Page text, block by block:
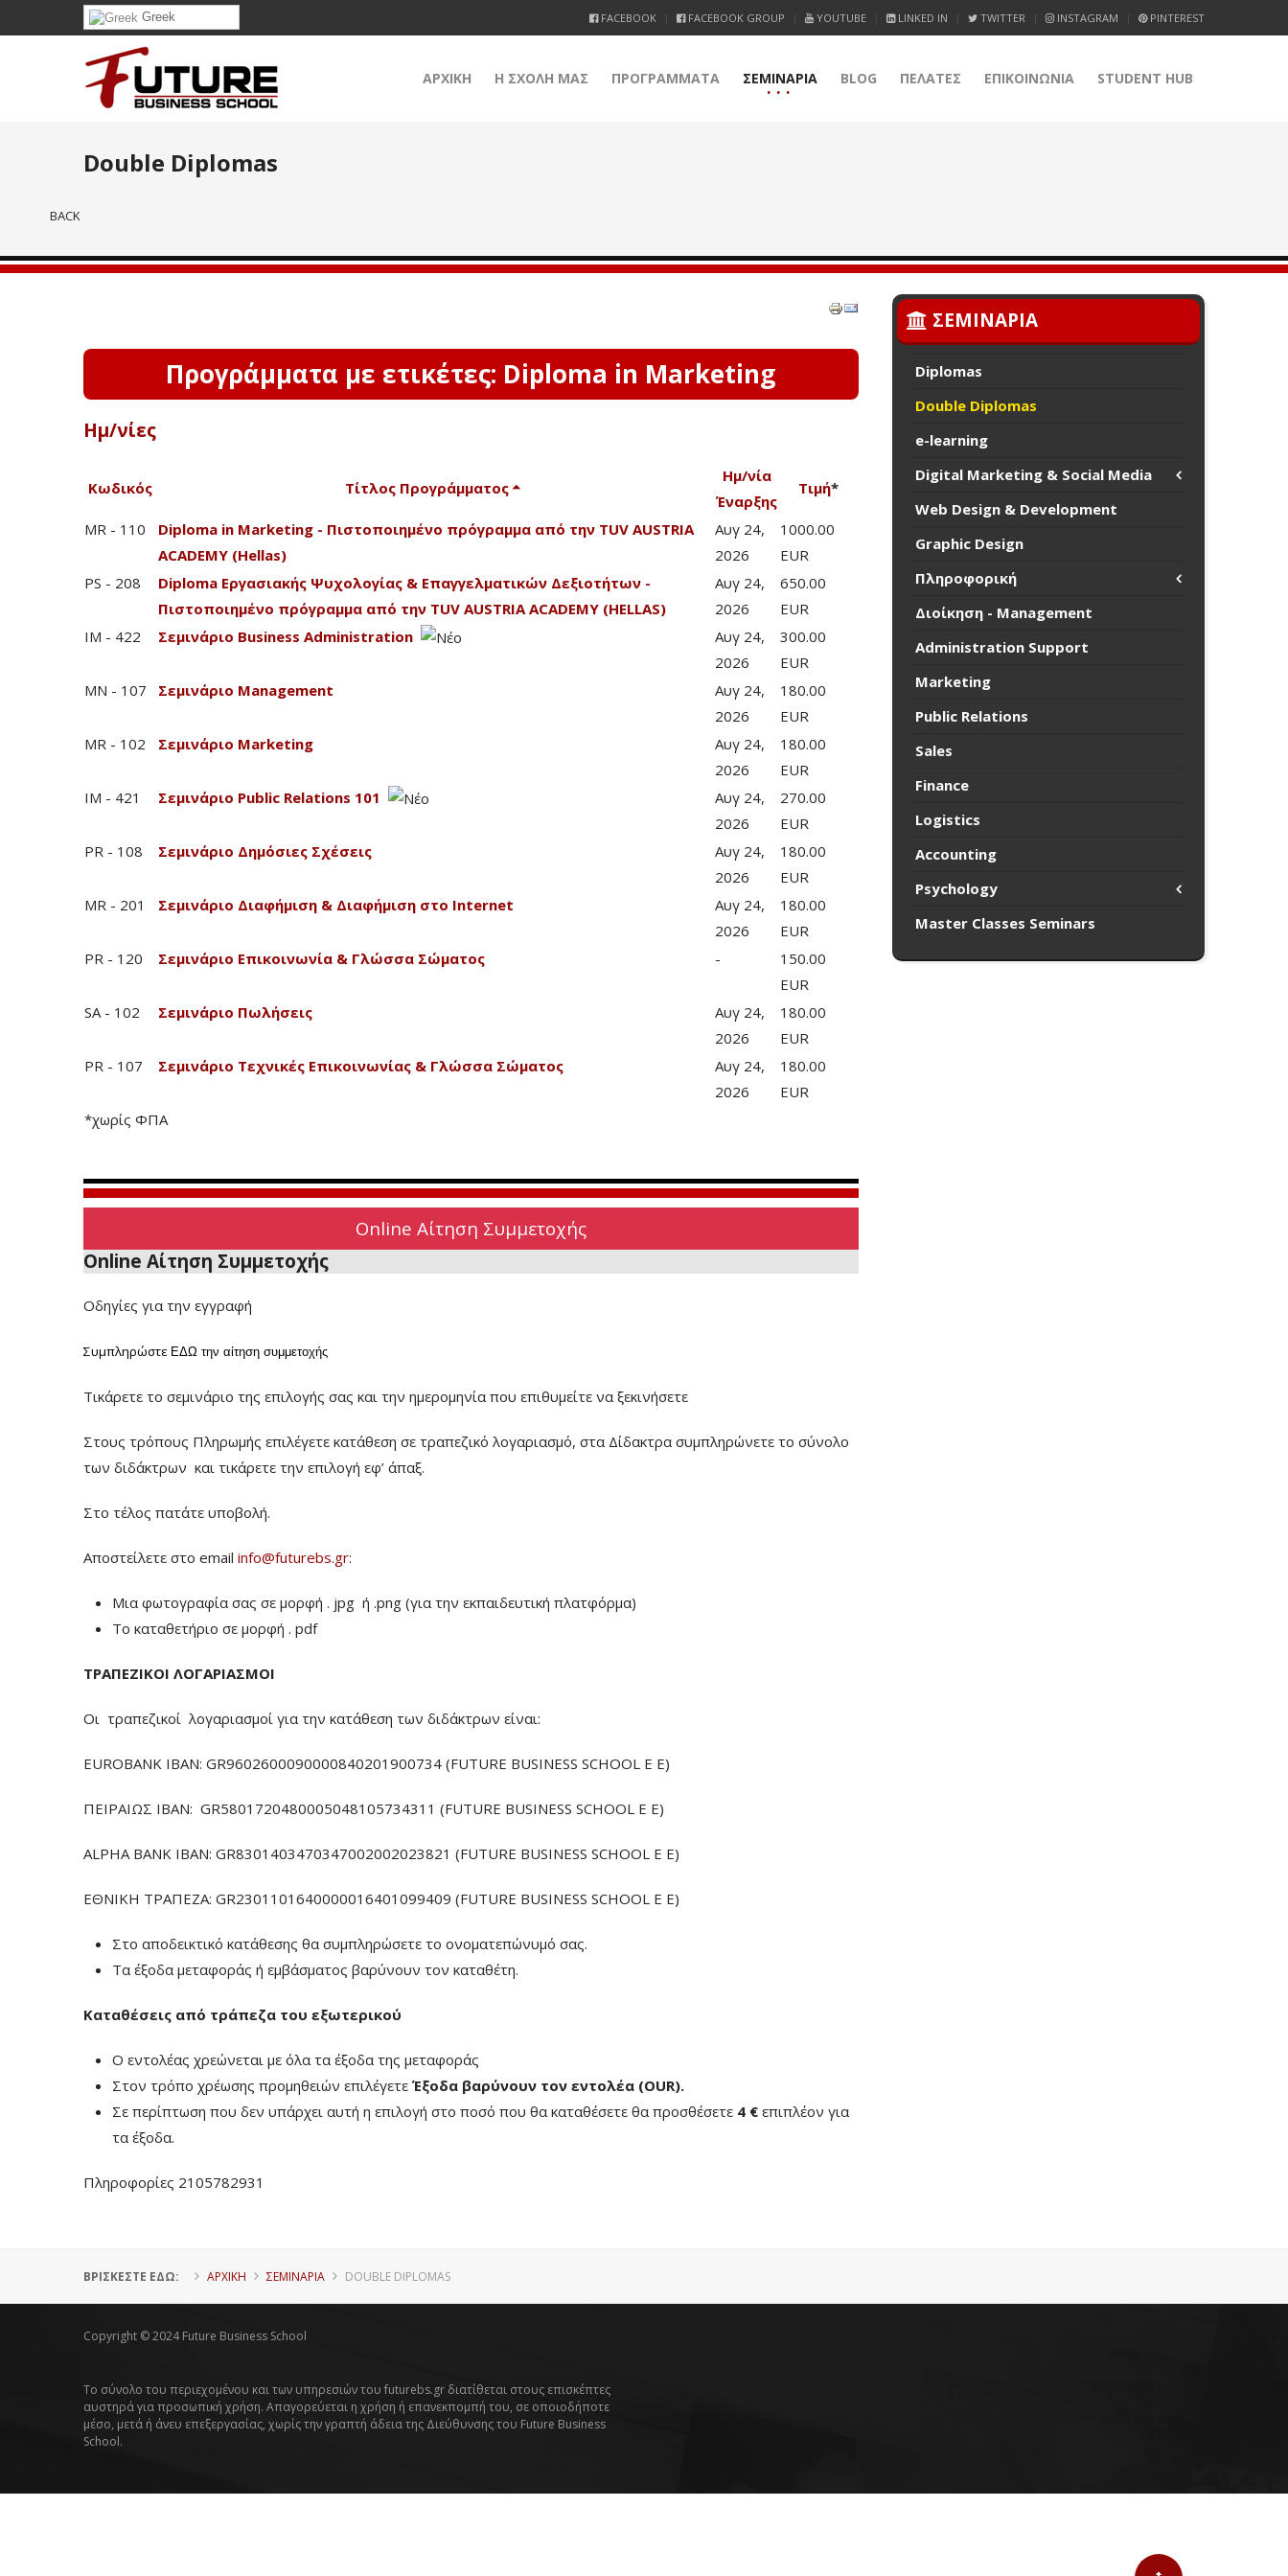
Greek FACEBOOK FACEBOOK GROUP YOUTUBE LINKED IN TWITTER INSTAGRAM PINTEREST
ΑΡΧΙΚΗ Η ΣΧΟΛΗ ΜΑΣ ΠΡΟΓΡΑΜΜΑΤΑ ΣΕΜΙΝΑΡΙΑ BLOG ΠΕΛΑΤΕΣ ΕΠΙΚΟΙΝΩΝΙΑ STUDENT HUB
Double Diplomas
BACK
Προγράμματα με ετικέτες: Diploma in Marketing
Ημ/νίες
Κωδικός Τίτλος Προγράμματος
Ημ/νία
Έναρξης
Τιμή*
MR - 110
Diploma in Marketing - Πιστοποιημένο πρόγραμμα από την TUV AUSTRIA
ACADEMY (Hellas)
Αυγ 24,
2026
1000.00
EUR
PS - 208
Diploma Εργασιακής Ψυχολογίας & Επαγγελματικών Δεξιοτήτων -
Πιστοποιημένο πρόγραμμα από την TUV AUSTRIA ACADEMY (HELLAS)
Αυγ 24,
2026
650.00
EUR
IM - 422
Σεμινάριο Business Administration
Αυγ 24,
2026
300.00
EUR
MN - 107
Σεμινάριο Management
Αυγ 24,
2026
180.00
EUR
MR - 102
Σεμινάριο Marketing
Αυγ 24,
2026
180.00
EUR
IM - 421
Σεμινάριο Public Relations 101
Αυγ 24,
2026
270.00
EUR
PR - 108
Σεμινάριο Δημόσιες Σχέσεις
Αυγ 24,
2026
180.00
EUR
MR - 201
Σεμινάριο Διαφήμιση & Διαφήμιση στο Internet
Αυγ 24,
2026
180.00
EUR
PR - 120
Σεμινάριο Επικοινωνία & Γλώσσα Σώματος -
150.00
EUR
SA - 102
Σεμινάριο Πωλήσεις
Αυγ 24,
2026
180.00
EUR
PR - 107
Σεμινάριο Τεχνικές Επικοινωνίας & Γλώσσα Σώματος
Αυγ 24,
2026
180.00
EUR
*χωρίς ΦΠΑ
Online Αίτηση Συμμετοχής
Online Αίτηση Συμμετοχής
Οδηγίες για την εγγραφή
Συμπληρώστε ΕΔΩ την αίτηση συμμετοχής
Τικάρετε το σεμινάριο της επιλογής σας και την ημερομηνία που επιθυμείτε να ξεκινήσετε
Στους τρόπους Πληρωμής επιλέγετε κατάθεση σε τραπεζικό λογαριασμό, στα Δίδακτρα συμπληρώνετε το σύνολο
των διδάκτρων και τικάρετε την επιλογή εφ’ άπαξ.
Στο τέλος πατάτε υποβολή.
Αποστείλετε στο email info@futurebs.gr:
Μια φωτογραφία σας σε μορφή . jpg ή .png (για την εκπαιδευτική πλατφόρμα)
To καταθετήριο σε μορφή . pdf
ΤΡΑΠΕΖΙΚΟΙ ΛΟΓΑΡΙΑΣΜΟΙ
Οι τραπεζικοί λογαριασμοί για την κατάθεση των διδάκτρων είναι:
EUROBANK IBAN: GR9602600090000840201900734 (FUTURE BUSINESS SCHOOL E E)
ΠΕΙΡΑΙΩΣ ΙΒΑΝ: GR5801720480005048105734311 (FUTURE BUSINESS SCHOOL E E)
ALPHA BANK IBAN: GR8301403470347002002023821 (FUTURE BUSINESS SCHOOL E E)
ΕΘΝΙΚΗ ΤΡΑΠΕΖΑ: GR2301101640000016401099409 (FUTURE BUSINESS SCHOOL E E)
Στο αποδεικτικό κατάθεσης θα συμπληρώσετε το ονοματεπώνυμό σας.
Τα έξοδα μεταφοράς ή εμβάσματος βαρύνουν τον καταθέτη.
Καταθέσεις από τράπεζα του εξωτερικού
Ο εντολέας χρεώνεται με όλα τα έξοδα της μεταφοράς
Στον τρόπο χρέωσης προμηθειών επιλέγετε Έξοδα βαρύνουν τον εντολέα (ΟUR).
Σε περίπτωση που δεν υπάρχει αυτή η επιλογή στο ποσό που θα καταθέσετε θα προσθέσετε 4 € επιπλέον για
τα έξοδα.
Πληροφορίες 2105782931
ΣΕΜΙΝΑΡΙΑ
Diplomas
Double Diplomas
e-learning
Digital Marketing & Social Media
Web Design & Development
Graphic Design
Πληροφορική
Διοίκηση - Management
Administration Support
Marketing
Public Relations
Sales
Finance
Logistics
Accounting
Psychology
Master Classes Seminars
ΒΡΊΣΚΕΣΤΕ ΕΔΏ: ΑΡΧΙΚΗ ΣΕΜΙΝΑΡΙΑ DOUBLE DIPLOMAS
Copyright © 2024 Future Business School
Το σύνολο του περιεχομένου και των υπηρεσιών του futurebs.gr διατίθεται στους επισκέπτες
αυστηρά για προσωπική χρήση. Απαγορεύεται η χρήση ή επανεκπομπή του, σε οποιοδήποτε
μέσο, μετά ή άνευ επεξεργασίας, χωρίς την γραπτή άδεια της Διεύθυνσης του Future Business
School.